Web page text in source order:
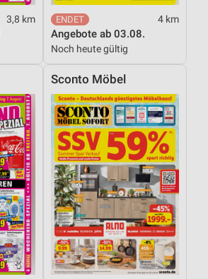
3,8 km 4 km
Angebote ab 03.08.
Noch heute gültig
Sconto Möbel